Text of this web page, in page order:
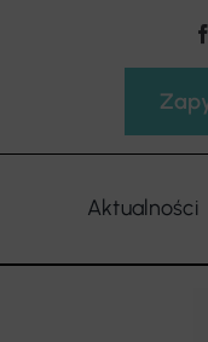
Aktualności